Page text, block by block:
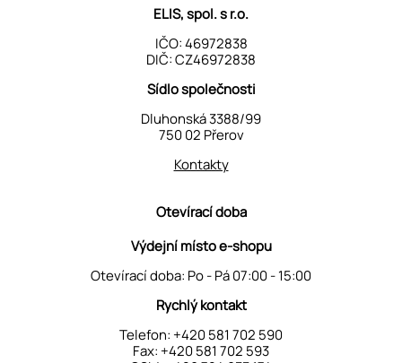
ELIS, spol. s r.o.
IČO: 46972838
DIČ: CZ46972838
Sídlo společnosti
Dluhonská 3388/99
750 02 Přerov
Kontakty
Otevírací doba
Výdejní místo e-shopu
Otevírací doba: Po - Pá 07:00 - 15:00
Rychlý kontakt
Telefon: +420 581 702 590
Fax: +420 581 702 593